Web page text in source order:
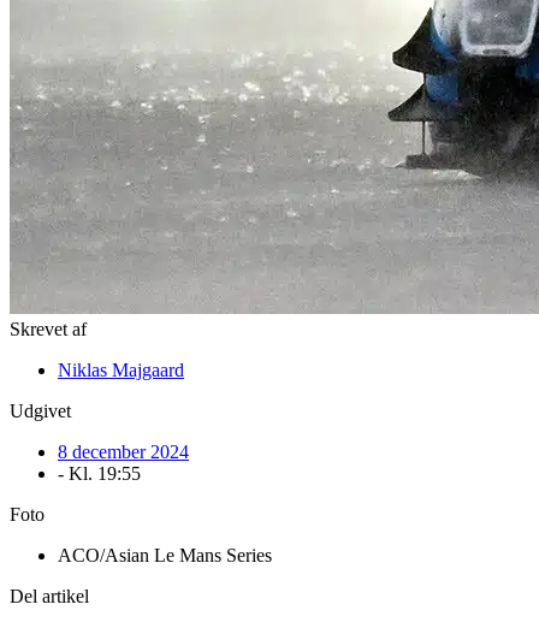
Skrevet af
Niklas Majgaard
Udgivet
8 december 2024
- Kl. 19:55
Foto
ACO/Asian Le Mans Series
Del artikel